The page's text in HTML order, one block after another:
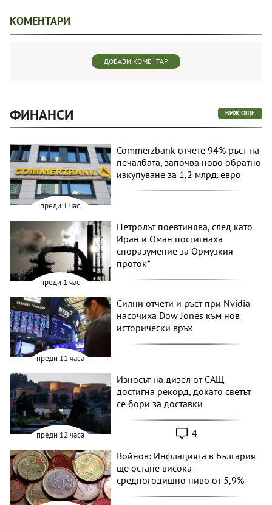
КОМЕНТАРИ
ДОБАВИ КОМЕНТАР
ФИНАНСИ ВИЖ ОЩЕ
преди 1 час
Commerzbank отчете 94% ръст на
печалбата, започва ново обратно
изкупуване за 1,2 млрд. евро
преди 1 час
Петролът поевтинява, след като
Иран и Оман постигнаха
споразумение за Ормузкия
проток*
преди 11 часа
Силни отчети и ръст при Nvidia
насочиха Dow Jones към нов
исторически връх
преди 12 часа
Износът на дизел от САЩ
достигна рекорд, докато светът
се бори за доставки
4
Войнов: Инфлацията в България
ще остане висока -
средногодишно ниво от 5,9%